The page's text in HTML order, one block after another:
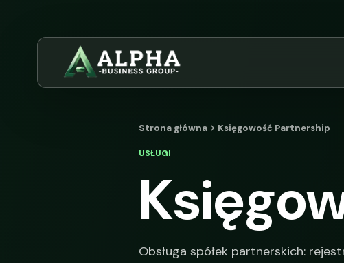
Strona główna Księgowość Partnership
USŁUGI
Obsługa spółek partnerskich: